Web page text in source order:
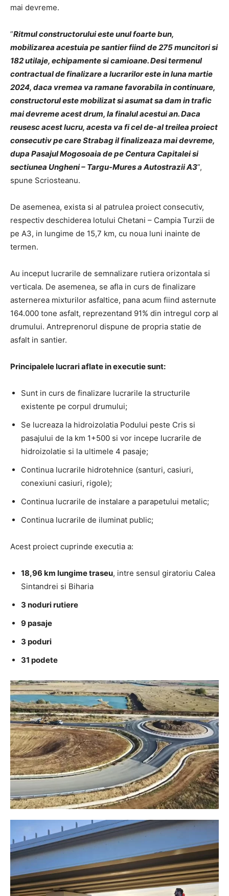
mai devreme.
”Ritmul constructorului este unul foarte bun,
mobilizarea acestuia pe santier fiind de 275 muncitori si
182 utilaje, echipamente si camioane. Desi termenul
contractual de finalizare a lucrarilor este in luna martie
2024, daca vremea va ramane favorabila in continuare,
constructorul este mobilizat si asumat sa dam in trafic
mai devreme acest drum, la finalul acestui an. Daca
reusesc acest lucru, acesta va fi cel de-al treilea proiect
consecutiv pe care Strabag il finalizeaza mai devreme,
dupa Pasajul Mogosoaia de pe Centura Capitalei si
sectiunea Ungheni – Targu-Mures a Autostrazii A3”,
spune Scriosteanu.
De asemenea, exista si al patrulea proiect consecutiv,
respectiv deschiderea lotului Chetani – Campia Turzii de
pe A3, in lungime de 15,7 km, cu noua luni inainte de
termen.
Au inceput lucrarile de semnalizare rutiera orizontala si
verticala. De asemenea, se afla in curs de finalizare
asternerea mixturilor asfaltice, pana acum fiind asternute
164.000 tone asfalt, reprezentand 91% din intregul corp al
drumului. Antreprenorul dispune de propria statie de
asfalt in santier.
Principalele lucrari aflate in executie sunt:
Sunt in curs de finalizare lucrarile la structurile
existente pe corpul drumului;
Se lucreaza la hidroizolatia Podului peste Cris si
pasajului de la km 1+500 si vor incepe lucrarile de
hidroizolatie si la ultimele 4 pasaje;
Continua lucrarile hidrotehnice (santuri, casiuri,
conexiuni casiuri, rigole);
Continua lucrarile de instalare a parapetului metalic;
Continua lucrarile de iluminat public;
Acest proiect cuprinde executia a:
18,96 km lungime traseu, intre sensul giratoriu Calea
Sintandrei si Biharia
3 noduri rutiere
9 pasaje
3 poduri
31 podete